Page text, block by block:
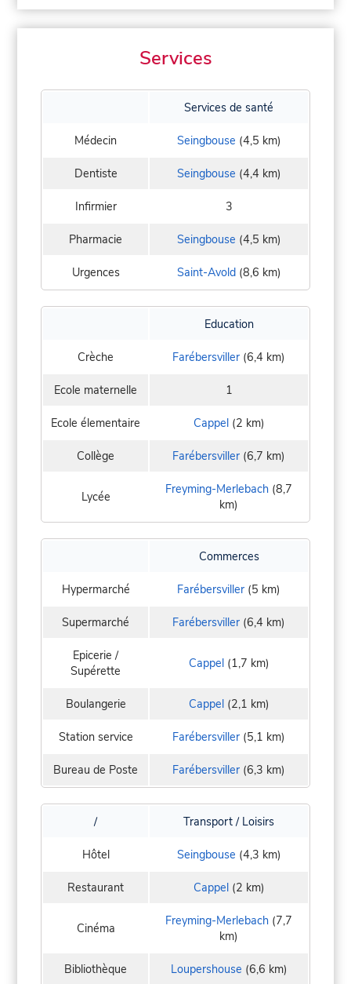
Services
Services de santé
Médecin Seingbouse (4,5 km)
Dentiste Seingbouse (4,4 km)
Infirmier 3
Pharmacie Seingbouse (4,5 km)
Urgences Saint-Avold(8,6 km)
Education
Crèche Farébersviller (6,4 km)
Ecole maternelle 1
Ecole élementaire Cappel(2 km)
Collège Farébersviller (6,7 km)
Lycée Freyming-Merlebach (8,7
km)
Commerces
Hypermarché Farébersviller (5 km)
Supermarché Farébersviller (6,4 km)
Epicerie /
Supérette
Cappel(1,7 km)
Boulangerie Cappel(2,1 km)
Station service Farébersviller (5,1 km)
Bureau de Poste Farébersviller (6,3 km)
/ Transport / Loisirs
Hôtel Seingbouse (4,3 km)
Restaurant Cappel(2 km)
Cinéma Freyming-Merlebach (7,7
km)
Bibliothèque Loupershouse (6,6 km)